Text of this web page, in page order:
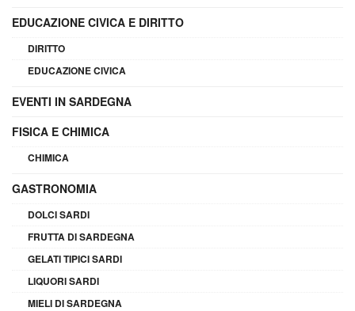
EDUCAZIONE CIVICA E DIRITTO
DIRITTO
EDUCAZIONE CIVICA
EVENTI IN SARDEGNA
FISICA E CHIMICA
CHIMICA
GASTRONOMIA
DOLCI SARDI
FRUTTA DI SARDEGNA
GELATI TIPICI SARDI
LIQUORI SARDI
MIELI DI SARDEGNA